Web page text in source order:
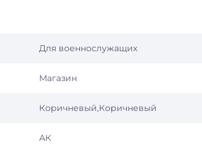
Для военнослужащих
Магазин
Коричневый,Коричневый
АК